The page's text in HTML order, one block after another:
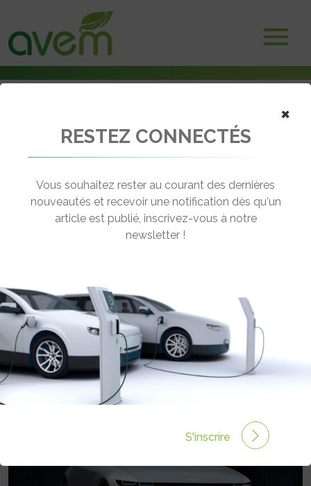
Hyundai 2025. Des véhicules électriques, hydrogène, autonomes,
← Revenir aux actualités
HYUNDAI 2025. DES VÉHICULES
ÉLECTRIQUES, HYDROGÈNE,
AUTONOMES, AÉRIENS
Rédigé par Philippe Schwoerer le 28 Déc 2020 à 00:00
0 commentaires
×
RESTEZ CONNECTÉS
Vous souhaitez rester au courant des dernières
nouveautés et recevoir une notification dès qu'un
article est publié, inscrivez-vous à notre
newsletter !
S'inscrire